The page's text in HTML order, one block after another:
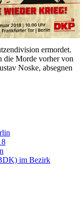
ermordet.
die Morde vorher von
Noske, absegnen
im Bezirk